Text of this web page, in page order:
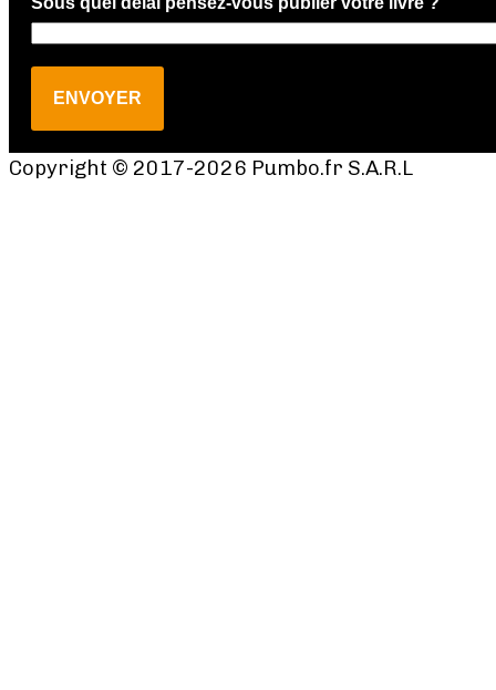
ENVOYER
Copyright © 2017-2026 Pumbo.fr S.A.R.L